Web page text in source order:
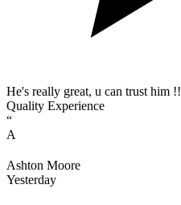
He's really great, u can trust him !!
Quality Experience
“
A
Ashton Moore
Yesterday